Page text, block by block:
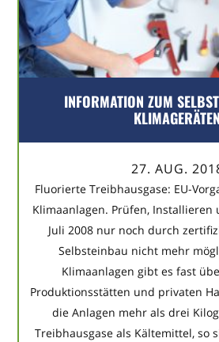
INFORMATION ZUM
KLIMAGERÄTEN
27. AUG.
Fluorierte Treibhausgase: EU-
Klimaanlagen. Prüfen, Installieren
Juli 2008 nur noch durch
Selbsteinbau nicht mehr
Klimaanlagen gibt es fast
Produktionsstätten und privaten
die Anlagen mehr als drei
Treibhausgase als Kältemittel, so